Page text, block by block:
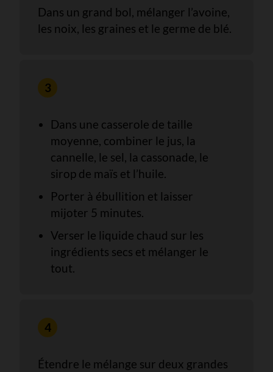
Dans un grand bol, mélanger l’avoine,
les noix, les graines et le germe de blé.
Dans une casserole de taille
moyenne, combiner le jus, la
cannelle, le sel, la cassonade, le
sirop de maïs et l’huile.
Porter à ébullition et laisser
mijoter 5 minutes.
Verser le liquide chaud sur les
ingrédients secs et mélanger le
tout.
Étendre le mélange sur deux grandes